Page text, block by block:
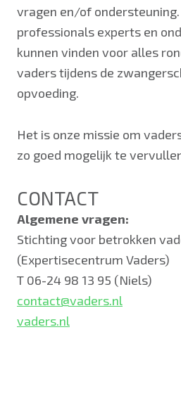
vragen en/of
professionals experts en
kunnen vinden voor alles
vaders tijdens de
opvoeding.
Het is onze missie om
zo goed mogelijk te
CONTACT
Algemene vragen:
Stichting voor betrokken
(Expertisecentrum Vaders)
T 06-24 98 13 95 (Niels)
contact@vaders.nl
vaders.nl